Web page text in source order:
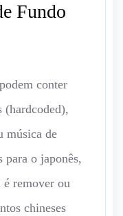
Fundo
conter
(hardcoded),
música de
para o japonês,
remover ou
chineses